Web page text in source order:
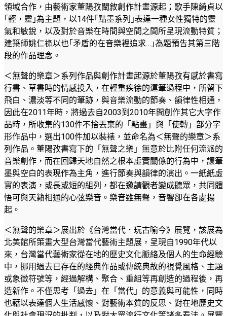
領域合作，由藝術家董陽孜闡敘創作計畫源起；歌手陳綺貞以
｢輕，靈｣為主題，以14件｢點墨系列｣表達一種女性獨特的靈
氣和敏銳，以及對於音樂在時間與空間之間所呈現流動特質；
建築師姚仁祿以也｢矛盾的在音樂裡追求…｣為題預告其第三階
段的作品理念。
＜無聲的樂章＞系列作品與創作計畫起源於董陽孜有感於書寫
行書、草書時的情感投入，在輕重疾徐的運筆過程中，所留下
飛白、濃淡等不同的筆跡，與音樂流動的節奏、韻律性相通，
因此在2011年時，將過去自2003到2010年間創作其它大字作
品時，所收集的130件不捨丟棄的「點畫」與「使轉」部分字
形作品中，選出100件加以裝裱，並命名為＜無聲的樂章＞系
列作品。董陽孜書寫下的「無聲之樂」無意於比附任何流派的
音樂創作，而在回歸天地自然之根本虛實關係的行為中，讓筆
墨與空白的表現作為主角，進行節奏與韻律的演出。一紙紙虛
實的表演，或長或短的組列，都在邀請觀者變成聽眾，共同體
悟可與天籟相通的心弦樂音。樂音雖無聲，音響卻在各處揚
起。
＜無聲的樂章＞展出於《台灣當代．玩古喻今》展覽，該展為
北美館所策畫大型台灣當代藝術主題展，呈現自1990年代以
來，台灣當代藝術家從在地的歷史文化脈絡及個人的生命經驗
中，挪用過去已存在的經典作品或傳統典故的視覺風格、主題
或象徵符號等，經過解構、聚合、重組等再創造的過程後，再
造新作。不僅思考「過去」在「當代」的意義與可能性，同時
也藉以表達個人生活感懷、對藝術本質的反思、對在地歷史文